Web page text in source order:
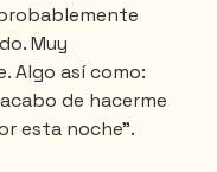
Muy
Algo así como:
de hacerme
esta noche".